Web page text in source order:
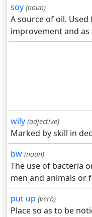
soy (noun)
A source of oil.
improvement and as
wily (adjective)
Marked by skill in
bw (noun)
The use of bacteria
men and animals or
put up (verb)
Place so as to be